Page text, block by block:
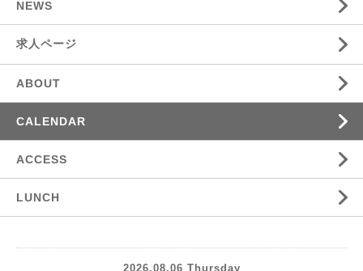
NEWS
求人ページ
ABOUT
CALENDAR
ACCESS
LUNCH
2026.08.06 Thursday